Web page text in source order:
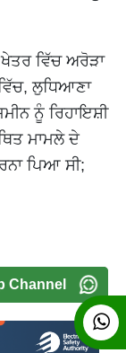
ਵਿੱਚ ਅਰੋੜਾ
ਲੁਧਿਆਣਾ
ਨੂੰ ਰਿਹਾਇਸ਼ੀ
ਮਾਮਲੇ ਦੇ
ਪਿਆ ਸੀ;
Channel